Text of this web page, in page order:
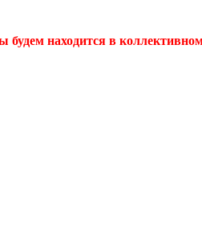
находится в